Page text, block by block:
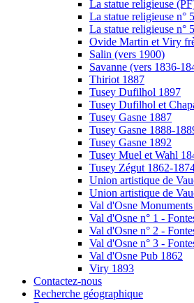
La statue religieuse
La statue religieuse n°
La statue religieuse n°
Ovide Martin et Viry
Salin (vers 1900)
Savanne (vers 1836-
Thiriot 1887
Tusey Dufilhol 1897
Tusey Dufilhol et
Tusey Gasne 1887
Tusey Gasne 1888-
Tusey Gasne 1892
Tusey Muel et Wahl
Tusey Zégut 1862-
Union artistique de
Union artistique de
Val d'Osne
Val d'Osne n° 1 -
Val d'Osne n° 2 -
Val d'Osne n° 3 -
Val d'Osne Pub 1862
Viry 1893
Contactez-nous
Recherche géographique